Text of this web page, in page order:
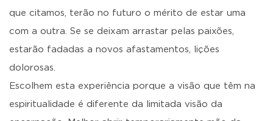
que citamos, terão no futuro o mérito de estar uma
com a outra. Se se deixam arrastar pelas paixões,
estarão fadadas a novos afastamentos, lições
dolorosas.
Escolhem esta experiência porque a visão que têm na
espiritualidade é diferente da limitada visão da